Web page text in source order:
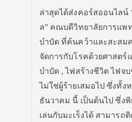
ล่าสุดได้ส่งคอร์สออนไลน์
ล” คณบดีวิทยาลัยการแ
บำบัด ที่ค้นคว้าและสะสม
จัดการกับโรคด้วยศาสตร์
บำบัด , ไฟสร้างชีวิต ไฟจ
ไม่ใช่ผู้ร้ายเสมอไป ซึ่งทั้
ธันวาคม นี้ เป็นต้นไป ซึ่ง
เล่นกับมะเร็งได้ สามารถ